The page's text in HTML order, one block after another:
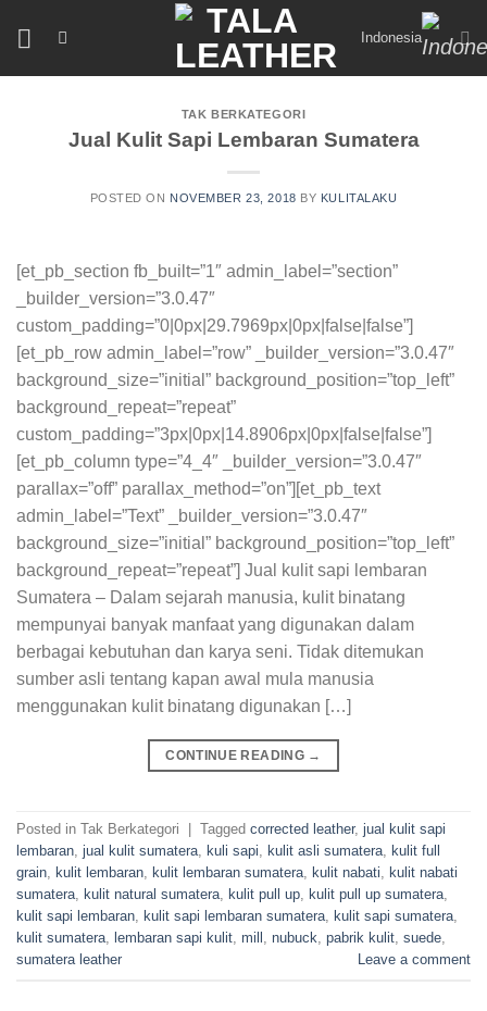
Indonesia
TAK BERKATEGORI
Jual Kulit Sapi Lembaran Sumatera
POSTED ON NOVEMBER 23, 2018 BY KULITALAKU
[et_pb_section fb_built=”1″ admin_label=”section”
_builder_version=”3.0.47″
custom_padding=”0|0px|29.7969px|0px|false|false”]
[et_pb_row admin_label=”row” _builder_version=”3.0.47″
background_size=”initial” background_position=”top_left”
background_repeat=”repeat”
custom_padding=”3px|0px|14.8906px|0px|false|false”]
[et_pb_column type=”4_4″ _builder_version=”3.0.47″
parallax=”off” parallax_method=”on”][et_pb_text
admin_label=”Text” _builder_version=”3.0.47″
background_size=”initial” background_position=”top_left”
background_repeat=”repeat”] Jual kulit sapi lembaran
Sumatera – Dalam sejarah manusia, kulit binatang
mempunyai banyak manfaat yang digunakan dalam
berbagai kebutuhan dan karya seni. Tidak ditemukan
sumber asli tentang kapan awal mula manusia
menggunakan kulit binatang digunakan […]
CONTINUE READING →
Posted in Tak Berkategori Tagged corrected leather, jual kulit sapi
lembaran jual kulit sumatera kuli sapi kulit asli sumatera
kulit full
grain
kulit lembaran kulit lembaran sumatera kulit nabati
kulit nabati
sumatera
kulit natural sumatera kulit pull up kulit pull up sumatera
kulit sapi lembaran
kulit sapi lembaran sumatera kulit sapi sumatera
kulit sumatera
lembaran sapi kulit mill nubuck pabrik kulit suede
sumatera leather
Leave a comment